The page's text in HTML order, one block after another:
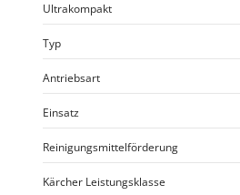
Ultrakompakt
Typ
Antriebsart
Einsatz
Reinigungsmittelförderung
Kärcher Leistungsklasse